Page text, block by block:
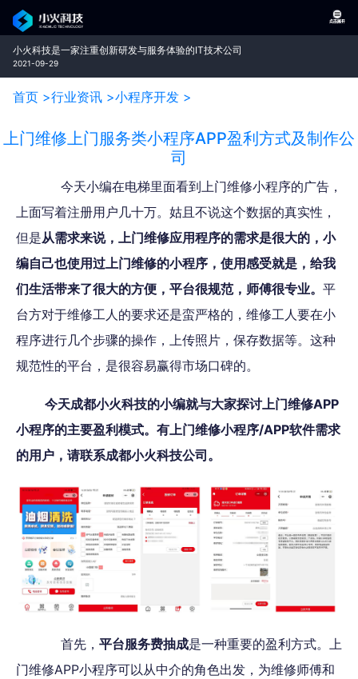
小火科技是一家注重创新研发与服务体验的IT技术公司
2021-09-29
首页 >行业资讯 >小程序开发 >
上门维修上门服务类小程序APP盈利方式及制作公
司
今天小编在电梯里面看到上门维修小程序的广告，
上面写着注册用户几十万。姑且不说这个数据的真实性，
但是从需求来说，上门维修应用程序的需求是很大的，小
编自己也使用过上门维修的小程序，使用感受就是，给我
们生活带来了很大的方便，平台很规范，师傅很专业。 平
台方对于维修工人的要求还是蛮严格的，维修工人要在小
程序进行几个步骤的操作，上传照片，保存数据等。这种
规范性的平台，是很容易赢得市场口碑的。
今天成都小火科技的小编就与大家探讨上门维修APP
小程序的主要盈利模式。有上门维修小程序/APP软件需求
的用户，请联系成都小火科技公司。
首先， 平台服务费抽成是一种重要的盈利方式。上
门维修APP小程序可以从中介的角色出发，为维修师傅和